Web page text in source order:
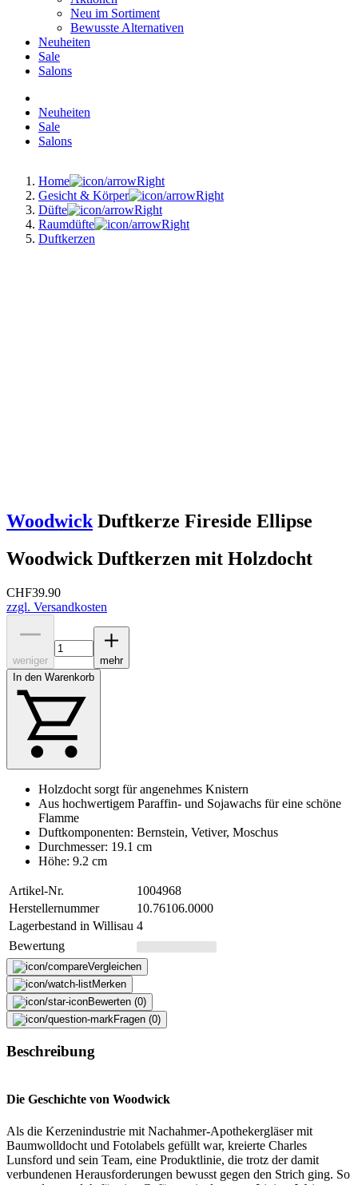
Neu im Sortiment
Bewusste Alternativen
Neuheiten
Sale
Salons
Neuheiten
Sale
Salons
Home
Gesicht & Körper
Düfte
Raumdüfte
Duftkerzen
Woodwick Duftkerze Fireside Ellipse
Woodwick Duftkerzen mit Holzdocht
CHF39.90
zzgl. Versandkosten
weniger
mehr
In den Warenkorb
Holzdocht sorgt für angenehmes Knistern
Aus hochwertigem Paraffin- und Sojawachs für eine schöne
Flamme
Duftkomponenten: Bernstein, Vetiver, Moschus
Durchmesser: 19.1 cm
Höhe: 9.2 cm
Artikel-Nr.
1004968
Herstellernummer
10.76106.0000
Lagerbestand in Willisau 4
Bewertung
Vergleichen
Merken
Bewerten (0)
Fragen (0)
Beschreibung
Die Geschichte von Woodwick
Als die Kerzenindustrie mit Nachahmer-Apothekergläser mit
Baumwolldocht und Fotolabels gefüllt war, kreierte Charles
Lunsford und sein Team, eine Produktlinie, die trotz der damit
verbundenen Herausforderungen bewusst gegen den Strich ging. So